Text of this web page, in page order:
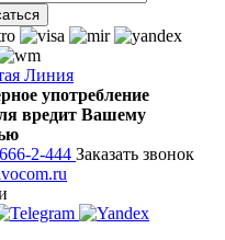
употребление
вредит Вашему
2-444 Заказать звонок